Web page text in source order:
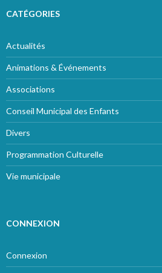
CATÉGORIES
Actualités
Animations & Événements
Associations
Conseil Municipal des Enfants
Divers
Programmation Culturelle
Vie municipale
CONNEXION
Connexion